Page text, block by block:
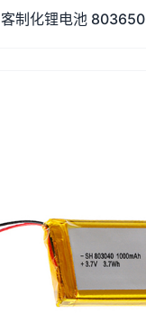
客制化锂电池 803650